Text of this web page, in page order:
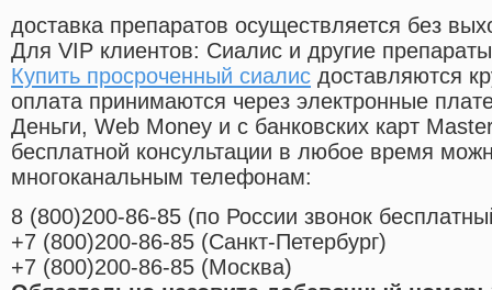
доставка препаратов осуществляется без
Для VIP клиентов: Сиалис и другие
Купить просроченный сиалис доставляются
оплата принимаются через электронные
Деньги, Web Money и с банковских карт
бесплатной консультации в любое время
многоканальным телефонам:
8 (800)200-86-85 (по России звонок
+7 (800)200-86-85 (Санкт-Петербург)
+7 (800)200-86-85 (Москва)